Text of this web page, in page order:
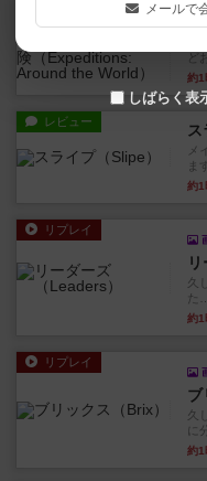
ど
約1
レビュー
メ
ま
約1
リプレイ
久
た
約1
リプレイ
ブ
久
に
約1
メールで
しばらく表